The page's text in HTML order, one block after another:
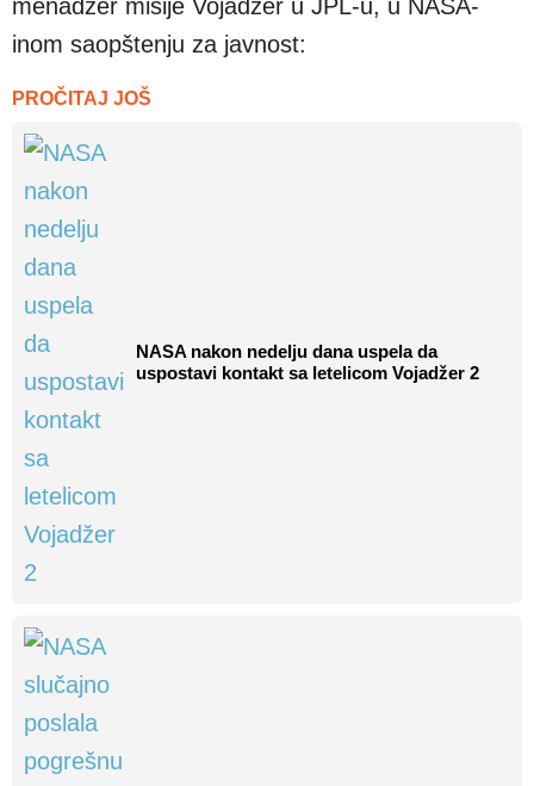
menadžer misije Vojadžer u JPL-u, u NASA-
inom saopštenju za javnost:
PROČITAJ JOŠ
NASA nakon nedelju dana uspela da
uspostavi kontakt sa letelicom Vojadžer 2